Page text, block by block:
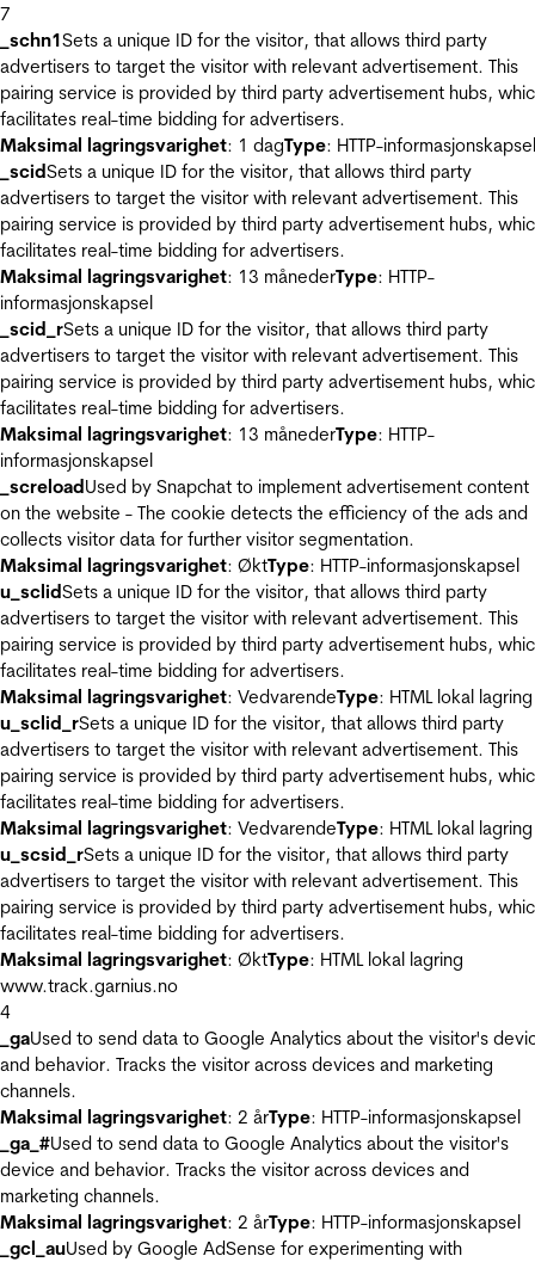
7
_schn1Sets a unique ID for the visitor, that allows third party
advertisers to target the visitor with relevant advertisement. This
pairing service is provided by third party advertisement hubs,
facilitates real-time bidding for advertisers.
Maksimal lagringsvarighet: 1 dagType: HTTP-informasjonskapsel
_scidSets a unique ID for the visitor, that allows third party
advertisers to target the visitor with relevant advertisement. This
pairing service is provided by third party advertisement hubs,
facilitates real-time bidding for advertisers.
Maksimal lagringsvarighet: 13 månederType: HTTP-
informasjonskapsel
_scid_rSets a unique ID for the visitor, that allows third party
advertisers to target the visitor with relevant advertisement. This
pairing service is provided by third party advertisement hubs,
facilitates real-time bidding for advertisers.
Maksimal lagringsvarighet: 13 månederType: HTTP-
informasjonskapsel
_screloadUsed by Snapchat to implement advertisement content
on the website - The cookie detects the efficiency of the ads and
collects visitor data for further visitor segmentation.
Maksimal lagringsvarighet: ØktType: HTTP-informasjonskapsel
u_sclidSets a unique ID for the visitor, that allows third party
advertisers to target the visitor with relevant advertisement. This
pairing service is provided by third party advertisement hubs,
facilitates real-time bidding for advertisers.
Maksimal lagringsvarighet: VedvarendeType: HTML lokal lagring
u_sclid_rSets a unique ID for the visitor, that allows third party
advertisers to target the visitor with relevant advertisement. This
pairing service is provided by third party advertisement hubs,
facilitates real-time bidding for advertisers.
Maksimal lagringsvarighet: VedvarendeType: HTML lokal lagring
u_scsid_rSets a unique ID for the visitor, that allows third party
advertisers to target the visitor with relevant advertisement. This
pairing service is provided by third party advertisement hubs,
facilitates real-time bidding for advertisers.
Maksimal lagringsvarighet: ØktType: HTML lokal lagring
www.track.garnius.no
4
_gaUsed to send data to Google Analytics about the visitor's
and behavior. Tracks the visitor across devices and marketing
channels.
Maksimal lagringsvarighet: 2 årType: HTTP-informasjonskapsel
_ga_#Used to send data to Google Analytics about the visitor's
device and behavior. Tracks the visitor across devices and
marketing channels.
Maksimal lagringsvarighet: 2 årType: HTTP-informasjonskapsel
_gcl_auUsed by Google AdSense for experimenting with